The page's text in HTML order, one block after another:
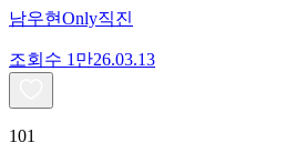
남우현Only직진
조회수 1만26.03.13
101